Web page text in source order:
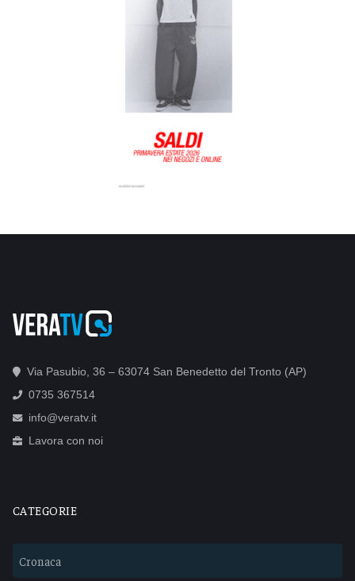
Via Pasubio, 36 – 63074 San Benedetto del Tronto (AP)
0735 367514
info@veratv.it
Lavora con noi
CATEGORIE
Cronaca